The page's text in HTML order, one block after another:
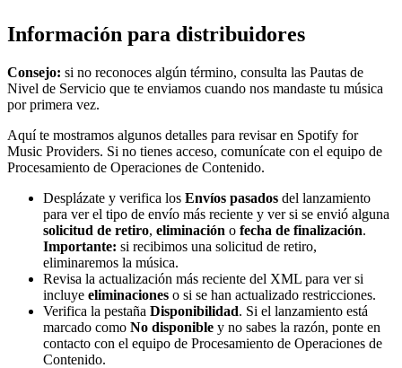
Información para distribuidores
Consejo: si no reconoces algún término, consulta las Pautas de
Nivel de Servicio que te enviamos cuando nos mandaste tu música
por primera vez.
Aquí te mostramos algunos detalles para revisar en Spotify for
Music Providers. Si no tienes acceso, comunícate con el equipo de
Procesamiento de Operaciones de Contenido.
Desplázate y verifica los Envíos pasados del lanzamiento
para ver el tipo de envío más reciente y ver si se envió alguna
solicitud de retiro, eliminación o fecha de finalización.
Importante: si recibimos una solicitud de retiro,
eliminaremos la música.
Revisa la actualización más reciente del XML para ver si
incluye eliminaciones o si se han actualizado restricciones.
Verifica la pestaña Disponibilidad. Si el lanzamiento está
marcado como No disponible y no sabes la razón, ponte en
contacto con el equipo de Procesamiento de Operaciones de
Contenido.